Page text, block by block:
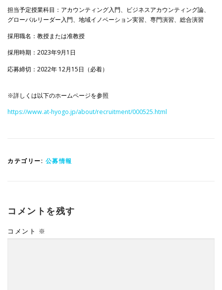
担当予定授業科目：アカウンティング入門、ビジネスアカウンティング論、
グローバルリーダー入門、地域イノベーション実習、専門演習、総合演習
採用職名：教授または准教授
採用時期：2023年9月1日
応募締切：2022年 12月15日（必着）
※詳しくは以下のホームページを参照
https://www.at-hyogo.jp/about/recruitment/000525.html
カテゴリー: 公募情報
コメントを残す
コメント ※